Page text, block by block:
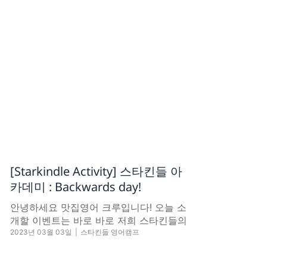
[Starkindle Activity] 스타킨들 아
카데미 : Backwards day!
안녕하세요 맛집영어 크루입니다! 오늘 소
개할 이벤트는 바로 바로 저희 스타킨들의
2023년 03월 03일 스타킨들 영어캠프